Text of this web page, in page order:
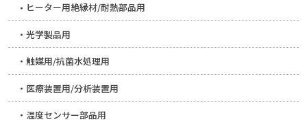
ヒーター用絶縁材/耐熱部品用
光学製品用
触媒用/抗菌水処理用
医療装置用/分析装置用
温度センサー部品用